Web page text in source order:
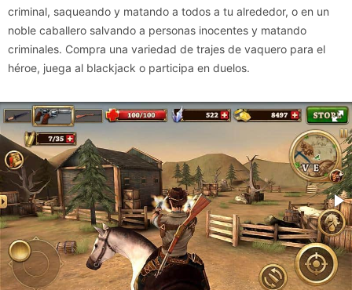
criminal, saqueando y matando a todos a tu alrededor, o en un
noble caballero salvando a personas inocentes y matando
criminales. Compra una variedad de trajes de vaquero para el
héroe, juega al blackjack o participa en duelos.